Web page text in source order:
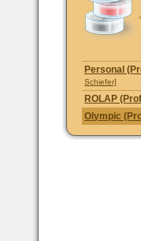
Personal
Schiefer]
ROLAP
Olympic